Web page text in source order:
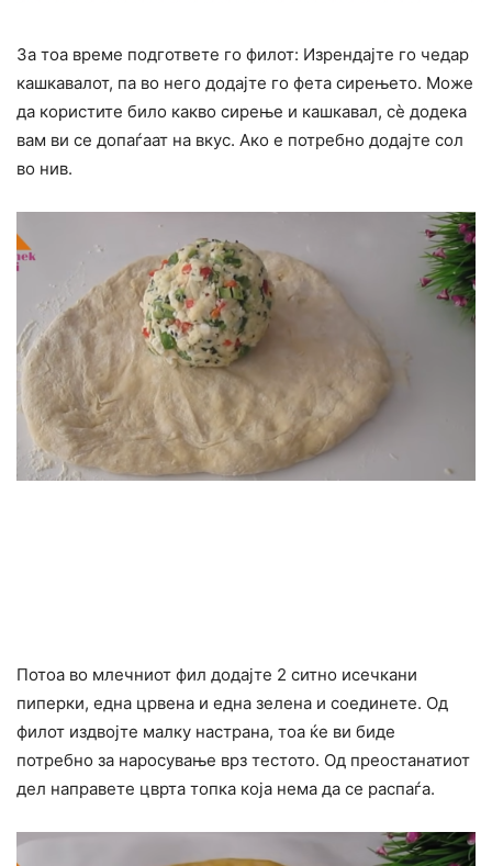
За тоа време подгответе го филот: Изрендајте го чедар
кашкавалот, па во него додајте го фета сирењето. Може
да користите било какво сирење и кашкавал, сè додека
вам ви се допаѓаат на вкус. Ако е потребно додајте сол
во нив.
Потоа во млечниот фил додајте 2 ситно исечкани
пиперки, една црвена и една зелена и соединете. Од
филот издвојте малку настрана, тоа ќе ви биде
потребно за наросување врз тестото. Од преостанатиот
дел направете цврта топка која нема да се распаѓа.